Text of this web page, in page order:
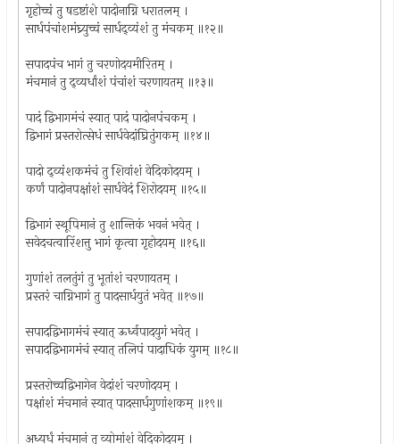
गृहोच्चं तु षडष्टांशे पादोनाग्नि धरातलम् ।
सार्धपंचांशमंघ्र्युच्चं सार्धद्व्यंशं तु मंचकम् ॥१२॥
सपादपंच भागं तु चरणोदयमीरितम् ।
मंचमानं तु द्व्यर्धांशं पंचांशं चरणायतम् ॥१३॥
पादं द्विभागमंचं स्यात् पादं पादोनपंचकम् ।
द्विभागं प्रस्तरोत्सेधं सार्धवेदांघ्रितुंगकम् ॥१४॥
पादो द्व्यंशकमंचं तु शिवांशं वेदिकोदयम् ।
कर्णं पादोनपक्षांशं सार्धवेदं शिरोदयम् ॥१५॥
द्विभागं स्थूपिमानं तु शान्तिकं भवनं भवेत् ।
सवेदचत्वारिंशत्तु भागं कृत्वा गृहोदयम् ॥१६॥
गुणांशं तलतुंगं तु भूतांशं चरणायतम् ।
प्रस्तरं चाग्निभागं तु पादसार्धयुतं भवेत् ॥१७॥
सपादद्विभागमंचं स्यात् ऊर्ध्वपादयुगं भवेत् ।
सपादद्विभागमंचं स्यात् तलिपं पादाधिकं युगम् ॥१८॥
प्रस्तरोच्चद्विभागेन वेदांशं चरणोदयम् ।
पक्षांशं मंचमानं स्यात् पादसार्धगुणांशकम् ॥१९॥
अध्यर्धं मंचमानं तु व्योमांशं वेदिकोदयम् ।